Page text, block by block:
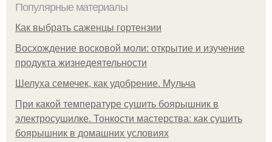
Популярные материалы
Как выбрать саженцы гортензии
Восхождение восковой моли: открытие и изучение
продукта жизнедеятельности
Шелуха семечек, как удобрение. Мульча
При какой температуре сушить боярышник в
электросушилке. Тонкости мастерства: как сушить
боярышник в домашних условиях